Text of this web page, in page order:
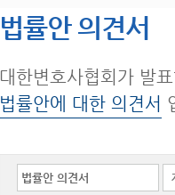
법률안 의견서
대한변호사협회가 발
법률안에 대한 의견서